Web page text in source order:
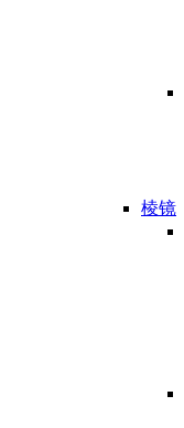
棱镜